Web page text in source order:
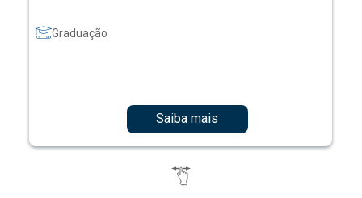
Graduação
Saiba mais